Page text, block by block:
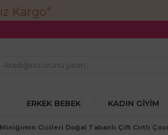
ERKEK BEBEK KADIN GIYIM
Miniğimin Cicileri Doğal Tabanlı Çift Cırtlı